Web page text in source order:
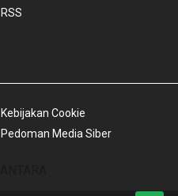
RSS
Kebijakan Cookie
Pedoman Media Siber